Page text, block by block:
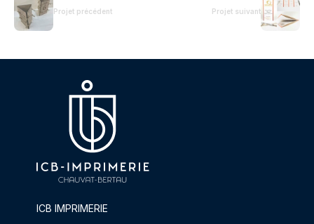
Projet précédent Projet suivant
ICB IMPRIMERIE